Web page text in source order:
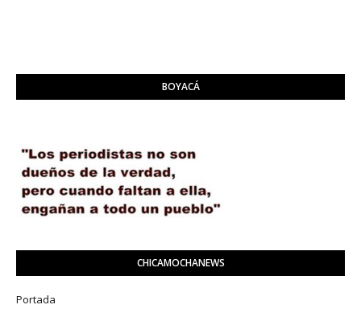
BOYACÁ
CHICAMOCHANEWS
Portada